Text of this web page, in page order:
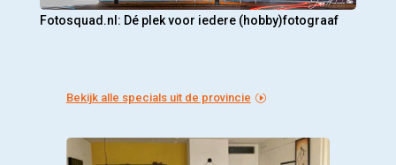
Fotosquad.nl: Dé plek voor iedere (hobby)fotograaf
Bekijk alle specials uit de provincie